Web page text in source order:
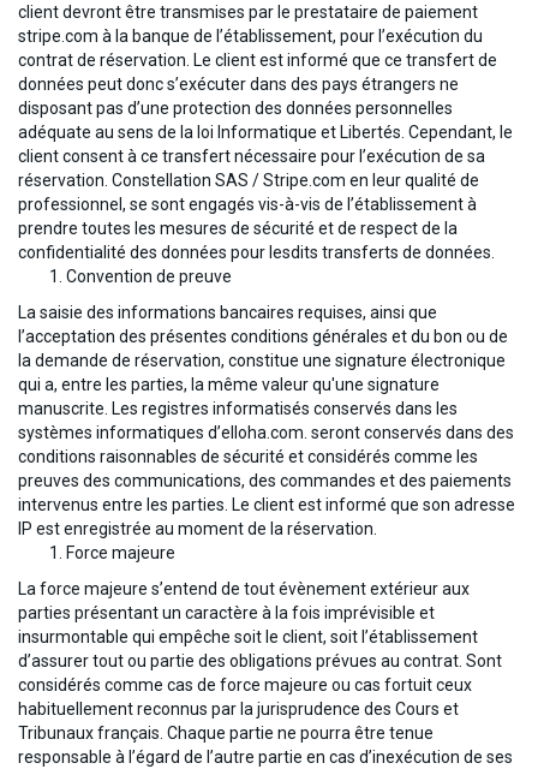
client devront être transmises par le prestataire de paiement
stripe.com à la banque de l’établissement, pour l’exécution du
contrat de réservation. Le client est informé que ce transfert de
données peut donc s’exécuter dans des pays étrangers ne
disposant pas d’une protection des données personnelles
adéquate au sens de la loi Informatique et Libertés. Cependant, le
client consent à ce transfert nécessaire pour l’exécution de sa
réservation. Constellation SAS / Stripe.com en leur qualité de
professionnel, se sont engagés vis-à-vis de l’établissement à
prendre toutes les mesures de sécurité et de respect de la
confidentialité des données pour lesdits transferts de données.
Convention de preuve
La saisie des informations bancaires requises, ainsi que
l’acceptation des présentes conditions générales et du bon ou de
la demande de réservation, constitue une signature électronique
qui a, entre les parties, la même valeur qu'une signature
manuscrite. Les registres informatisés conservés dans les
systèmes informatiques d’elloha.com. seront conservés dans des
conditions raisonnables de sécurité et considérés comme les
preuves des communications, des commandes et des paiements
intervenus entre les parties. Le client est informé que son adresse
IP est enregistrée au moment de la réservation.
Force majeure
La force majeure s’entend de tout évènement extérieur aux
parties présentant un caractère à la fois imprévisible et
insurmontable qui empêche soit le client, soit l’établissement
d’assurer tout ou partie des obligations prévues au contrat. Sont
considérés comme cas de force majeure ou cas fortuit ceux
habituellement reconnus par la jurisprudence des Cours et
Tribunaux français. Chaque partie ne pourra être tenue
responsable à l’égard de l’autre partie en cas d’inexécution de ses